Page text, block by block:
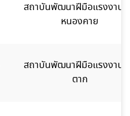
สถาบันพัฒนาฝีมือแรงงาน
หนองคาย
สถาบันพัฒนาฝีมือแรงงาน
ตาก